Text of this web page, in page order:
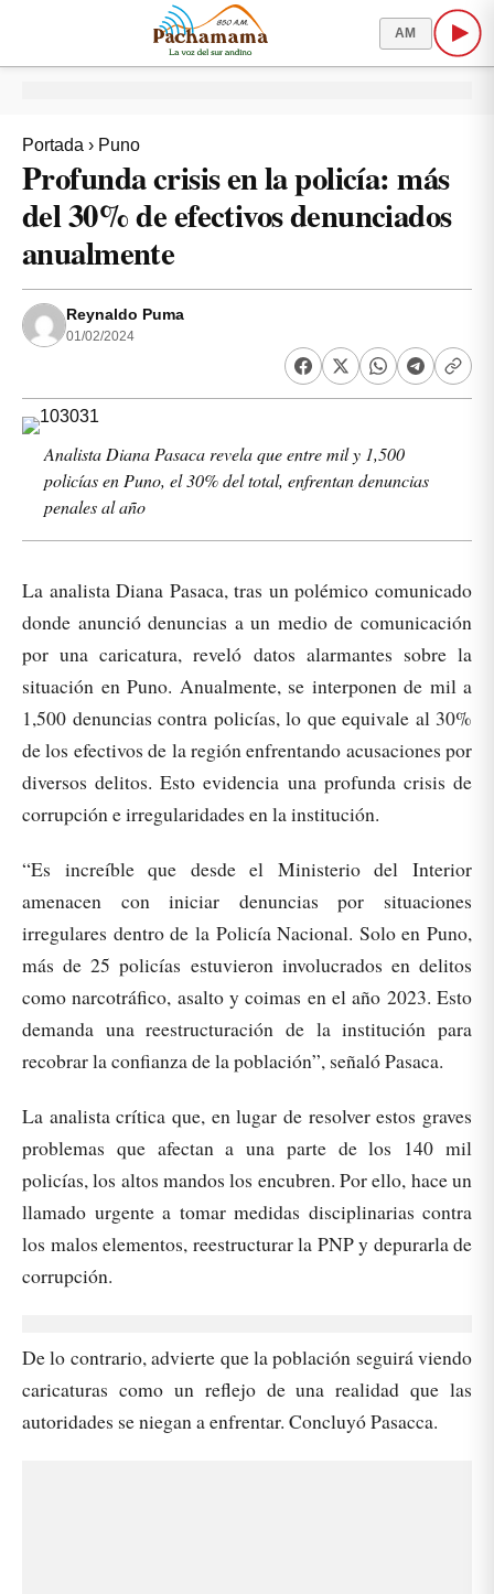
AM
Portada › Puno
Profunda crisis en la policía: más
del 30% de efectivos denunciados
anualmente
Reynaldo Puma
01/02/2024
Analista Diana Pasaca revela que entre mil y 1,500
policías en Puno, el 30% del total, enfrentan denuncias
penales al año
La analista Diana Pasaca, tras un polémico comunicado
donde anunció denuncias a un medio de comunicación
por una caricatura, reveló datos alarmantes sobre la
situación en Puno. Anualmente, se interponen de mil a
1,500 denuncias contra policías, lo que equivale al 30%
de los efectivos de la región enfrentando acusaciones por
diversos delitos. Esto evidencia una profunda crisis de
corrupción e irregularidades en la institución.
“Es increíble que desde el Ministerio del Interior
amenacen con iniciar denuncias por situaciones
irregulares dentro de la Policía Nacional. Solo en Puno,
más de 25 policías estuvieron involucrados en delitos
como narcotráfico, asalto y coimas en el año 2023. Esto
demanda una reestructuración de la institución para
recobrar la confianza de la población”, señaló Pasaca.
La analista crítica que, en lugar de resolver estos graves
problemas que afectan a una parte de los 140 mil
policías, los altos mandos los encubren. Por ello, hace un
llamado urgente a tomar medidas disciplinarias contra
los malos elementos, reestructurar la PNP y depurarla de
corrupción.
De lo contrario, advierte que la población seguirá viendo
caricaturas como un reflejo de una realidad que las
autoridades se niegan a enfrentar. Concluyó Pasacca.